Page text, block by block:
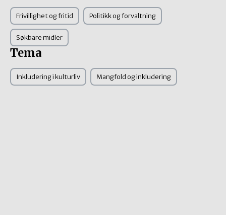
Frivillighet og fritid Politikk og forvaltning
Søkbare midler
Tema
Inkludering i kulturliv Mangfold og inkludering